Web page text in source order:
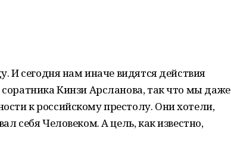
И сегодня нам иначе видятся действия
Кинзи Арсланова, так что мы даже
к российскому престолу. Они хотели,
себя Человеком. А цель, как известно,